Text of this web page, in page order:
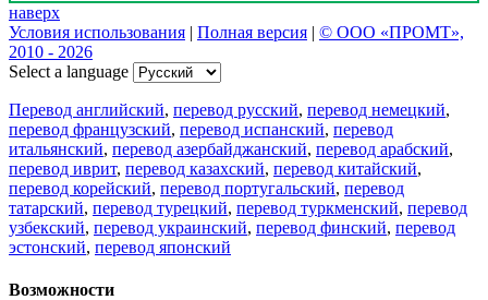
наверх
Условия использования | Полная версия | © ООО «ПРОМТ»,
2010 - 2026
Select a language
Перевод английский, перевод русский, перевод немецкий,
перевод французский, перевод испанский, перевод
итальянский, перевод азербайджанский, перевод арабский,
перевод иврит, перевод казахский, перевод китайский,
перевод корейский, перевод португальский, перевод
татарский, перевод турецкий, перевод туркменский, перевод
узбекский, перевод украинский, перевод финский, перевод
эстонский, перевод японский
Возможности